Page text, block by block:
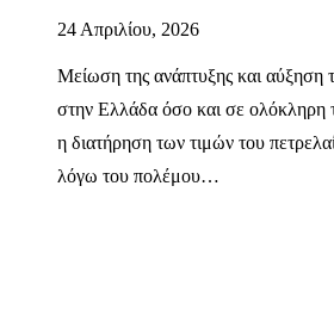
24 Απριλίου, 2026
Μείωση της ανάπτυξης και αύξηση
στην Ελλάδα όσο και σε ολόκληρη
η διατήρηση των τιμών του
λόγω του πολέμου…